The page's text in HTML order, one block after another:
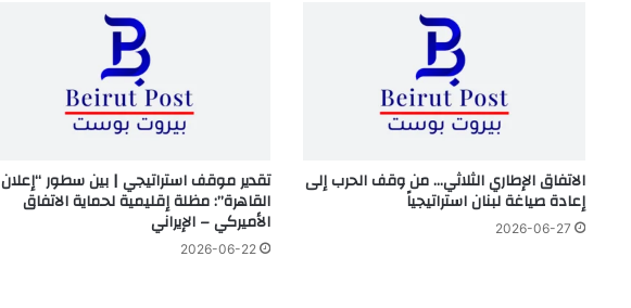
الاتفاق الإطاري الثلاثي… من وقف الحرب إلى
إعادة صياغة لبنان استراتيجياً
2026-06-27
تقدير موقف استراتيجي | بين سطور “إعلان
القاهرة”: مظلة إقليمية لحماية الاتفاق
الأميركي – الإيراني
2026-06-22